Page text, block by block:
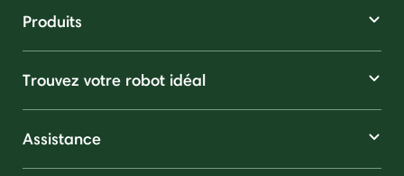
Produits
Trouvez votre robot idéal
Assistance